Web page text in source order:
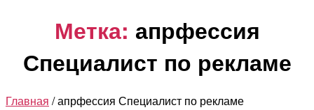
Метка: апрфессия
Специалист по рекламе
Главная / апрфессия Специалист по рекламе